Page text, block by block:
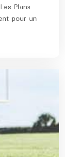
Plans
pour un